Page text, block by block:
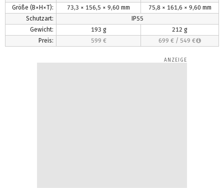
Größe (B×H×T):
73,3 × 156,5 × 9,60 mm
75,8 × 161,6 × 9,60 mm
Schutzart:
IP55
Gewicht:
193 g
212 g
Preis:
599 € 699 € / 549 €